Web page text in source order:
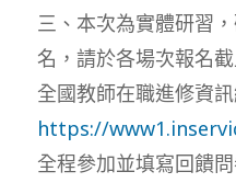
三、本次為實體研習
名，請於各場次報名
全國教師在職進修資
https://
全程參加並填寫回饋